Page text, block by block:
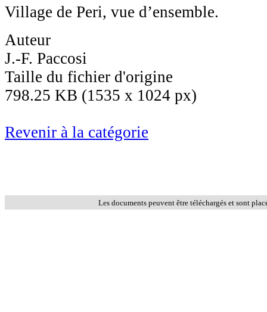
Village de Peri, vue d’ensemble.
Auteur
J.-F. Paccosi
Taille du fichier d'origine
798.25 KB (1535 x 1024 px)
Revenir à la catégorie
Les documents peuvent être téléchargés et sont